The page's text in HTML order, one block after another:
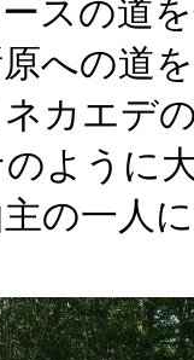
スの道
への道
カエデ
ように
の一人